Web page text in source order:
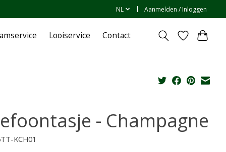
NL Aanmelden / Inloggen
Looiservice Contact
- Champagne
KCH01